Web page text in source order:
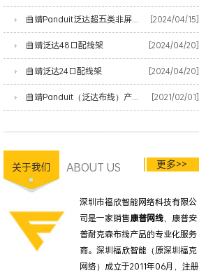
曲靖Panduit泛达超五类非屏蔽网线 [2024/04/15]
曲靖泛达48口配线架 [2024/04/20]
曲靖泛达24口配线架 [2024/04/20]
曲靖Panduit（泛达布线）产品清单 [2021/02/01]
关于我们 ABOUT US 更多>>
深圳市福欣智能网络科技有限公
司是一家销售康普网线、康普安
普耐克森布线产品的专业化服务
商。深圳福欣智能（原深圳福克
网络）成立于2011年06月，注册